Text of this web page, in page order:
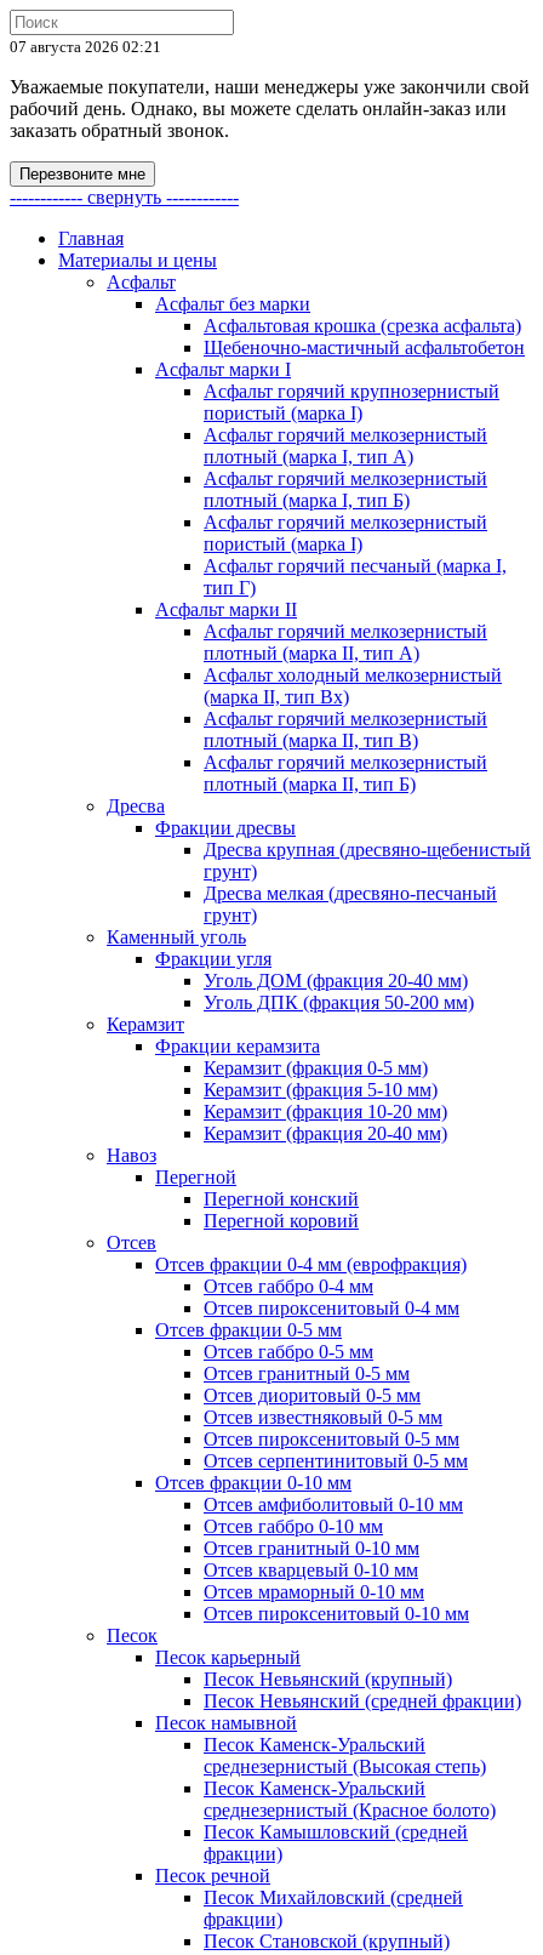
07 августа 2026 02:21
Уважаемые покупатели, наши менеджеры уже закончили свой
рабочий день. Однако, вы можете сделать онлайн-заказ или
заказать обратный звонок.
Перезвоните мне
------------ свернуть ------------
Главная
Материалы и цены
Асфальт
Асфальт без марки
Асфальтовая крошка (срезка асфальта)
Щебеночно-мастичный асфальтобетон
Асфальт марки I
Асфальт горячий крупнозернистый
пористый (марка I)
Асфальт горячий мелкозернистый
плотный (марка I, тип А)
Асфальт горячий мелкозернистый
плотный (марка I, тип Б)
Асфальт горячий мелкозернистый
пористый (марка I)
Асфальт горячий песчаный (марка I,
тип Г)
Асфальт марки II
Асфальт горячий мелкозернистый
плотный (марка II, тип А)
Асфальт холодный мелкозернистый
(марка II, тип Вх)
Асфальт горячий мелкозернистый
плотный (марка II, тип В)
Асфальт горячий мелкозернистый
плотный (марка II, тип Б)
Дресва
Фракции дресвы
Дресва крупная (дресвяно-щебенистый
грунт)
Дресва мелкая (дресвяно-песчаный
грунт)
Каменный уголь
Фракции угля
Уголь ДОМ (фракция 20-40 мм)
Уголь ДПК (фракция 50-200 мм)
Керамзит
Фракции керамзита
Керамзит (фракция 0-5 мм)
Керамзит (фракция 5-10 мм)
Керамзит (фракция 10-20 мм)
Керамзит (фракция 20-40 мм)
Навоз
Перегной
Перегной конский
Перегной коровий
Отсев
Отсев фракции 0-4 мм (еврофракция)
Отсев габбро 0-4 мм
Отсев пироксенитовый 0-4 мм
Отсев фракции 0-5 мм
Отсев габбро 0-5 мм
Отсев гранитный 0-5 мм
Отсев диоритовый 0-5 мм
Отсев известняковый 0-5 мм
Отсев пироксенитовый 0-5 мм
Отсев серпентинитовый 0-5 мм
Отсев фракции 0-10 мм
Отсев амфиболитовый 0-10 мм
Отсев габбро 0-10 мм
Отсев гранитный 0-10 мм
Отсев кварцевый 0-10 мм
Отсев мраморный 0-10 мм
Отсев пироксенитовый 0-10 мм
Песок
Песок карьерный
Песок Невьянский (крупный)
Песок Невьянский (средней фракции)
Песок намывной
Песок Каменск-Уральский
среднезернистый (Высокая степь)
Песок Каменск-Уральский
среднезернистый (Красное болото)
Песок Камышловский (средней
фракции)
Песок речной
Песок Михайловский (средней
фракции)
Песок Становской (крупный)